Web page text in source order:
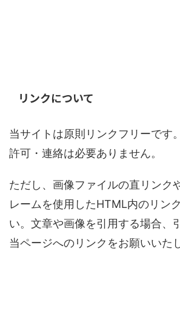
リンクについて
当サイトは原則リンクフリーです
許可・連絡は必要ありません。
ただし、画像ファイルの直リンク
レームを使用したHTML内のリン
い。文章や画像を引用する場合、
当ページへのリンクをお願いいた